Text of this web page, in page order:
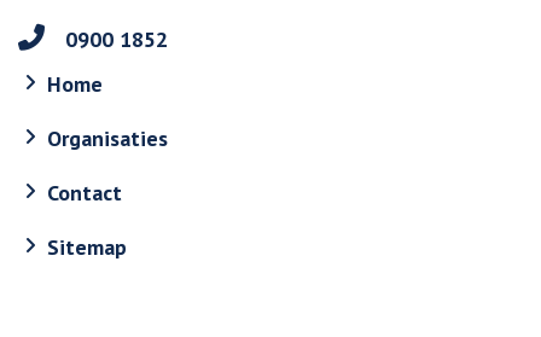
0900 1852
Home
Organisaties
Contact
Sitemap